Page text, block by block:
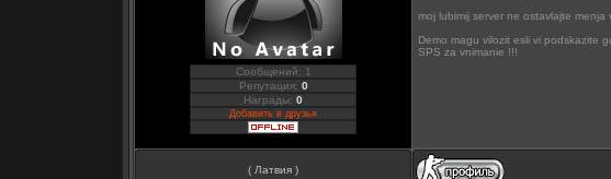
Сообщений: 1
Репутация: 0
Награды: 0
Добавить в друзья
moj lubimij server ne ostavlajte menja
Demo magu vilozit esli vi podskazite
SPS za vnimanie !!!
( Латвия )